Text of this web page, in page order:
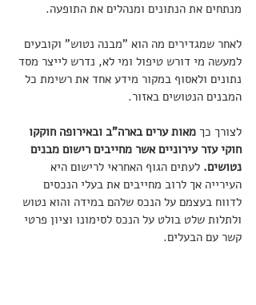
מנתחים את הנתונים ומנהלים את התופעה.
לאחר שמגדירים מה הוא "מבנה נטוש" וקובעים
למעשה מי דורש טיפול ומי לא, נדרש לייצר מסד
נתונים ולאסוף במקור מידע אחד את רשימת כל
המבנים הנטושים באזור.
לצורך כך מאות ערים בארה"ב ובאירופה חוקקו
חוקי עזר עירוניים אשר מחייבים רישום מבנים
נטושים. לעתים הגוף האחראי לרישום היא
העירייה אך לרוב מחייבים את בעלי הנכסים
לדווח בעצמם על הנכס שלהם במידה והוא נטוש
ולתלות שלט בולט על הנכס לסימונו וציון פרטי
קשר עם הבעלים.